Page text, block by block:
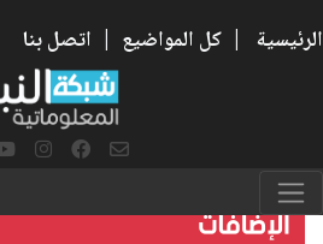
الرئيسية | كل المواضيع | اتصل بنا